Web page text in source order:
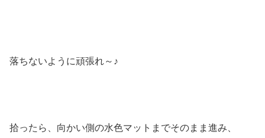
落ちないように頑張れ～♪
拾ったら、向かい側の水色マットまでそのまま進み、